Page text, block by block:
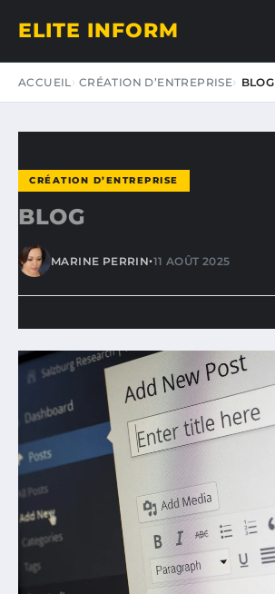
ELITE INFORM
ACCUEIL CRÉATION D’ENTREPRISE BLOG
CRÉATION D’ENTREPRISE
BLOG
MARINE PERRIN•11 AOÛT 2025